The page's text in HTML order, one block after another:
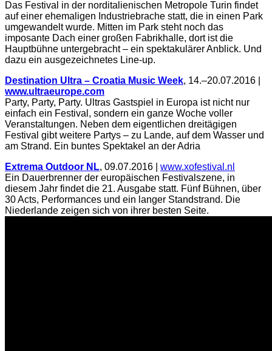
Das Festival in der norditalienischen Metropole Turin findet
auf einer ehemaligen Industriebrache statt, die in einen Park
umgewandelt wurde. Mitten im Park steht noch das
imposante Dach einer großen Fabrikhalle, dort ist die
Hauptbühne untergebracht – ein spektakulärer Anblick. Und
dazu ein ausgezeichnetes Line-up.
Destination Ultra – Croatia Music Week, 14.–20.07.2016 |
www.ultraeurope.com
Party, Party, Party. Ultras Gastspiel in Europa ist nicht nur
einfach ein Festival, sondern ein ganze Woche voller
Veranstaltungen. Neben dem eigentlichen dreitägigen
Festival gibt weitere Partys – zu Lande, auf dem Wasser und
am Strand. Ein buntes Spektakel an der Adria
Extrema Outdoor NL, 09.07.2016 | www.xofestival.nl
Ein Dauerbrenner der europäischen Festivalszene, in
diesem Jahr findet die 21. Ausgabe statt. Fünf Bühnen, über
30 Acts, Performances und ein langer Standstrand. Die
Niederlande zeigen sich von ihrer besten Seite.